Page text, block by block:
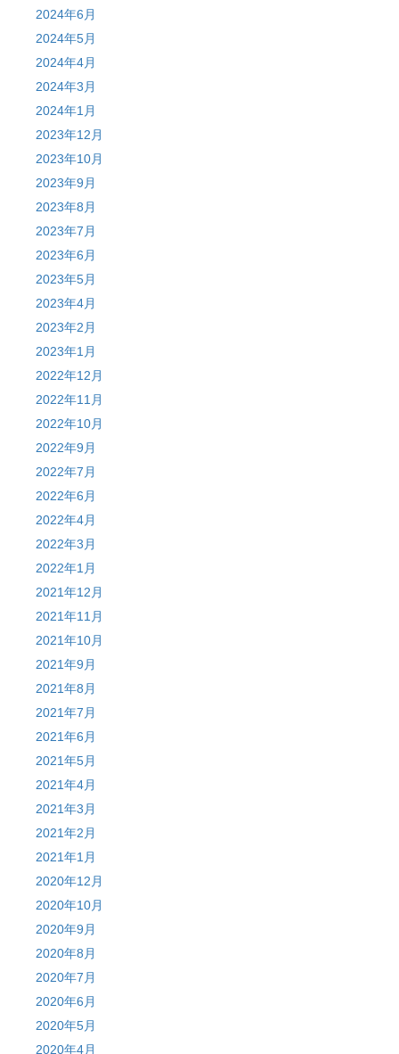
2024年6月
2024年5月
2024年4月
2024年3月
2024年1月
2023年12月
2023年10月
2023年9月
2023年8月
2023年7月
2023年6月
2023年5月
2023年4月
2023年2月
2023年1月
2022年12月
2022年11月
2022年10月
2022年9月
2022年7月
2022年6月
2022年4月
2022年3月
2022年1月
2021年12月
2021年11月
2021年10月
2021年9月
2021年8月
2021年7月
2021年6月
2021年5月
2021年4月
2021年3月
2021年2月
2021年1月
2020年12月
2020年10月
2020年9月
2020年8月
2020年7月
2020年6月
2020年5月
2020年4月